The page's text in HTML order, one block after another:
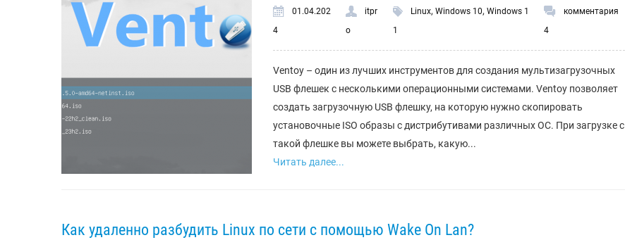
01.04.202
4
itpr
o
Linux,Windows 10,Windows 1
1
комментария
4
Ventoy – один из лучших инструментов для создания мультизагрузочных
USB флешек с несколькими операционными системами. Ventoy позволяет
создать загрузочную USB флешку, на которую нужно скопировать
установочные ISO образы с дистрибутивами различных ОС. При загрузке с
такой флешке вы можете выбрать, какую...
Читать далее...
Как удаленно разбудить Linux по сети с помощью Wake On Lan?